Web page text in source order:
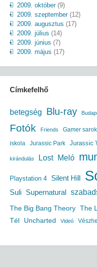
2009. október(9)
2009. szeptember(12)
2009. augusztus (17)
2009. július (14)
2009. június (7)
2009. május (17)
Címkefelhő
betegség Blu-ray
Fotók Friends Gamer sarok
iskola
Jurassic Park Jurassic
kirándulás Lost Meló
Playstation 4 Silent Hill
Suli
Supernatural
The Big Bang Theory The
Tél Uncharted Videó